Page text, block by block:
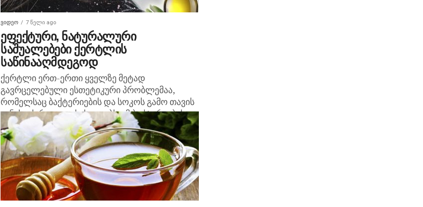
ᲕᲘᲓᲔᲝ 7 წელი ago
ეფექტური, ნატურალური
საშუალებები ქერტლის
საწინააღმდეგოდ
ქერტლი ერთ-ერთი ყველზე მეტად
გავრცელებული ესთეტიკური პრობლემაა,
რომელსაც ბაქტერიების და სოკოს გამო თავის
კანის აქერცვლა ახასიათებს. ამ ბაქტერიების
გავრცელებას შამპუნის ყოველდღიური ან
ჭარბი რაოდენობით გამოყენება იწვევს,...